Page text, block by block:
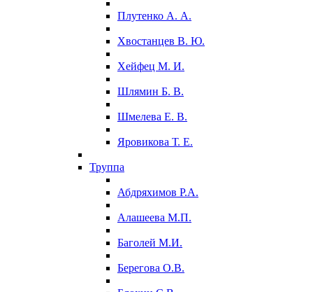
Плутенко А. А.
Хвостанцев В. Ю.
Хейфец М. И.
Шлямин Б. В.
Шмелева Е. В.
Яровикова Т. Е.
Труппа
Абдряхимов Р.А.
Алашеева М.П.
Баголей М.И.
Берегова О.В.